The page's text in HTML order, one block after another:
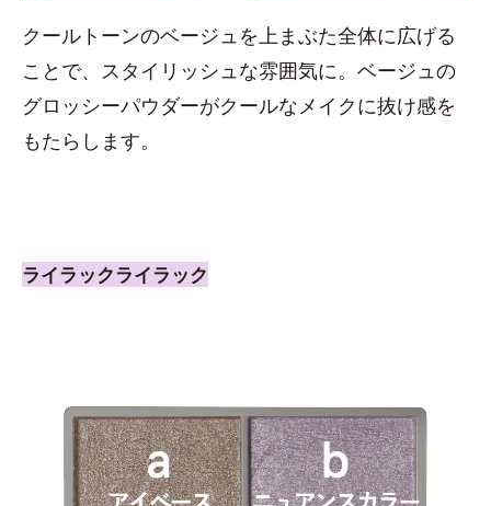
クールトーンのベージュを上まぶた全体に広げる
ことで、スタイリッシュな雰囲気に。ベージュの
グロッシーパウダーがクールなメイクに抜け感を
もたらします。
ライラックライラック